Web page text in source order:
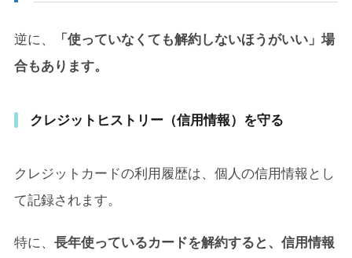
逆に、
「使っていなくても解約しないほうがいい」場
合もあります。
クレジットヒストリー（信用情報）を守る
クレジットカードの利用履歴は、個人の信用情報とし
て記録されます。
特に、 長年使っているカードを解約すると、信用情報